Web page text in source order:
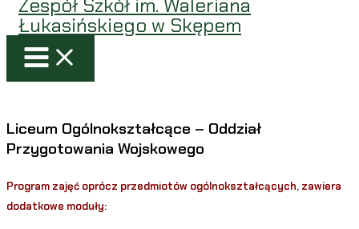
Zespół Szkół im. Waleriana
Łukasińskiego w Skępem
Liceum Ogólnokształcące – Oddział
Przygotowania Wojskowego
Program zajęć oprócz przedmiotów ogólnokształcących, zawiera
dodatkowe moduły: